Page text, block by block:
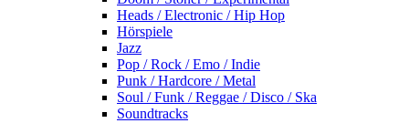
Heads / Electronic / Hip Hop
Hörspiele
Jazz
Pop / Rock / Emo / Indie
Punk / Hardcore / Metal
Soul / Funk / Reggae / Disco / Ska
Soundtracks